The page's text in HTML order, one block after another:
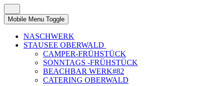
Mobile Menu Toggle
NASCHWERK
STAUSEE OBERWALD
CAMPER-FRÜHSTÜCK
SONNTAGS -FRÜHSTÜCK
BEACHBAR WERK#82
CATERING OBERWALD